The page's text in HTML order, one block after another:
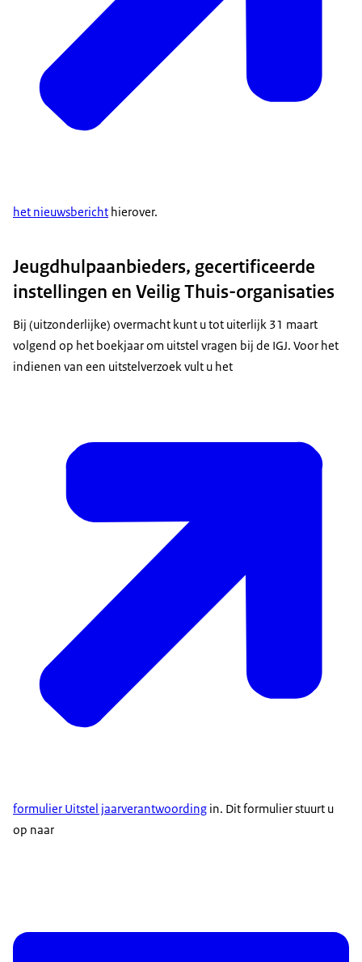
het nieuwsbericht hierover.
Jeugdhulpaanbieders, gecertificeerde
instellingen en Veilig Thuis-organisaties
Bij (uitzonderlijke) overmacht kunt u tot uiterlijk 31 maart
volgend op het boekjaar om uitstel vragen bij de IGJ. Voor het
indienen van een uitstelverzoek vult u het
formulier Uitstel jaarverantwoording in. Dit formulier stuurt u
op naar